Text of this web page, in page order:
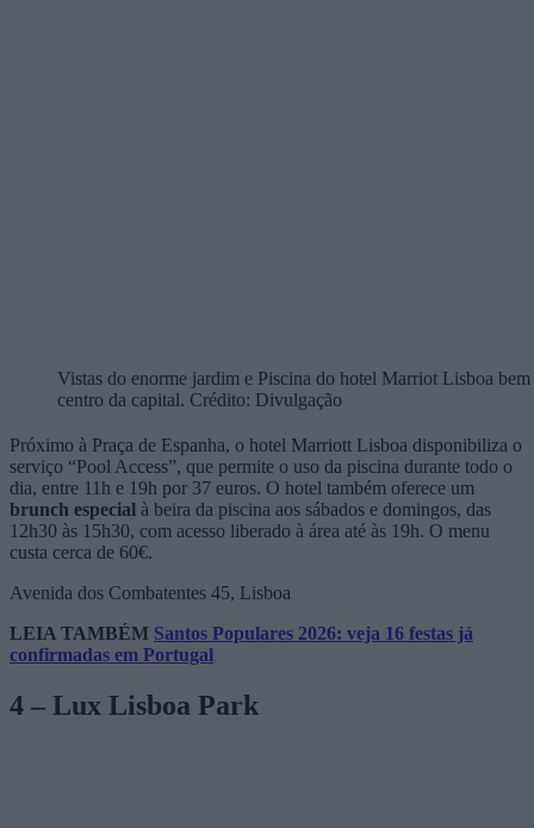
Vistas do enorme jardim e Piscina do hotel Marriot Lisboa
centro da capital. Crédito: Divulgação
Próximo à Praça de Espanha, o hotel Marriott Lisboa disponibiliza o
serviço “Pool Access”, que permite o uso da piscina durante todo o
dia, entre 11h e 19h por 37 euros. O hotel também oferece um
brunch especial à beira da piscina aos sábados e domingos, das
12h30 às 15h30, com acesso liberado à área até às 19h. O menu
custa cerca de 60€.
Avenida dos Combatentes 45, Lisboa
LEIA TAMBÉM Santos Populares 2026: veja 16 festas já
confirmadas em Portugal
4 – Lux Lisboa Park